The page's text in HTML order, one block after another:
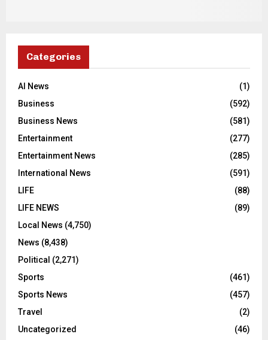
Categories
AI News
(1)
Business
(592)
Business News
(581)
Entertainment
(277)
Entertainment News
(285)
International News
(591)
LIFE
(88)
LIFE NEWS
(89)
Local News (4,750)
News (8,438)
Political (2,271)
Sports
(461)
Sports News
(457)
Travel
(2)
Uncategorized
(46)